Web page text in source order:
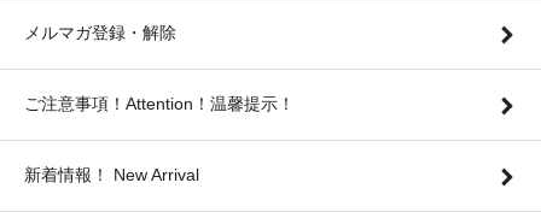
メルマガ登録・解除
ご注意事項！Attention！温馨提示！
新着情報！ New Arrival